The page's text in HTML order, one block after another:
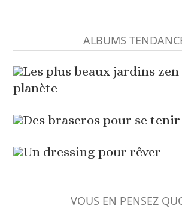
ALBUMS
Les plus beaux jardins
planète
Des braseros pour se
Un dressing pour rêver
VOUS EN PENSEZ